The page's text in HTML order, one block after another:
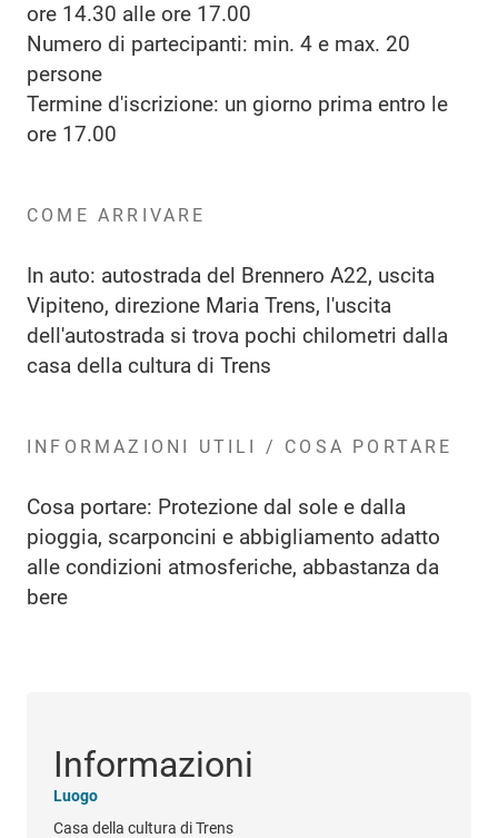
ore 14.30 alle ore 17.00
Numero di partecipanti: min. 4 e max. 20
persone
Termine d'iscrizione: un giorno prima entro le
ore 17.00
COME ARRIVARE
In auto: autostrada del Brennero A22, uscita
Vipiteno, direzione Maria Trens, l'uscita
dell'autostrada si trova pochi chilometri dalla
casa della cultura di Trens
INFORMAZIONI UTILI / COSA PORTARE
Cosa portare: Protezione dal sole e dalla
pioggia, scarponcini e abbigliamento adatto
alle condizioni atmosferiche, abbastanza da
bere
Informazioni
Luogo
Casa della cultura di Trens